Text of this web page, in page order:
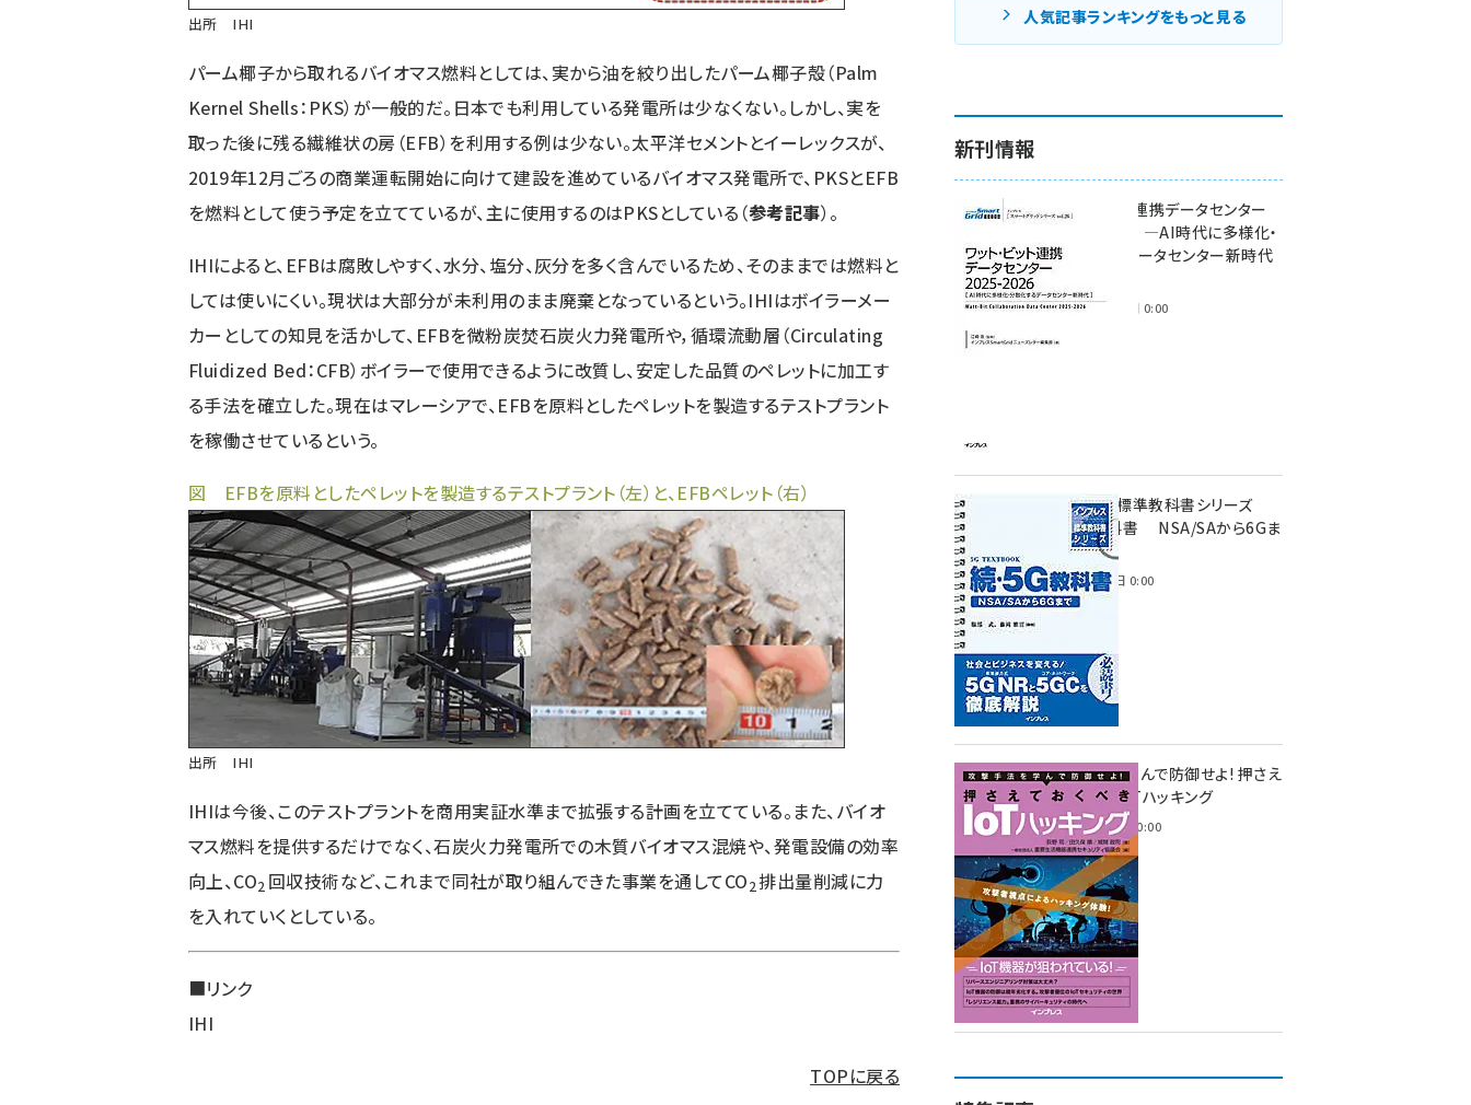
出所 IHI
パーム椰子から取れるバイオマス燃料としては、実から油を絞り出したパーム椰子殻（Palm
Kernel Shells：PKS）が一般的だ。日本でも利用している発電所は少なくない。しかし、実を
取った後に残る繊維状の房（EFB）を利用する例は少ない。太平洋セメントとイーレックスが、
2019年12月ごろの商業運転開始に向けて建設を進めているバイオマス発電所で、PKSとEFB
を燃料として使う予定を立てているが、主に使用するのはPKSとしている（参考記事）。
IHIによると、EFBは腐敗しやすく、水分、塩分、灰分を多く含んでいるため、そのままでは燃料と
しては使いにくい。現状は大部分が未利用のまま廃棄となっているという。IHIはボイラーメー
カーとしての知見を活かして、EFBを微粉炭焚石炭火力発電所や，循環流動層（Circulating
Fluidized Bed：CFB）ボイラーで使用できるように改質し、安定した品質のペレットに加工す
る手法を確立した。現在はマレーシアで、EFBを原料としたペレットを製造するテストプラント
を稼働させているという。
図 EFBを原料としたペレットを製造するテストプラント（左）と、EFBペレット（右）
出所 IHI
IHIは今後、このテストプラントを商用実証水準まで拡張する計画を立てている。また、バイオ
マス燃料を提供するだけでなく、石炭火力発電所での木質バイオマス混焼や、発電設備の効率
向上、CO2 回収技術など、これまで同社が取り組んできた事業を通してCO2排出量削減に力
を入れていくとしている。
■リンク
IHI
TOPに戻る
人気記事ランキングをもっと見る
新刊情報
ワット・ビット連携データセンター
2025-2026 ―AI時代に多様化・
分散化するデータセンター新時代
2025年11月28日 0:00
インプレス標準教科書シリーズ
続・5G教科書 NSA/SAから6Gま
2023年4月3日 0:00
攻撃手法を学んで防御せよ! 押さえ
ておくべきIoTハッキング
2022年6月14日 0:00